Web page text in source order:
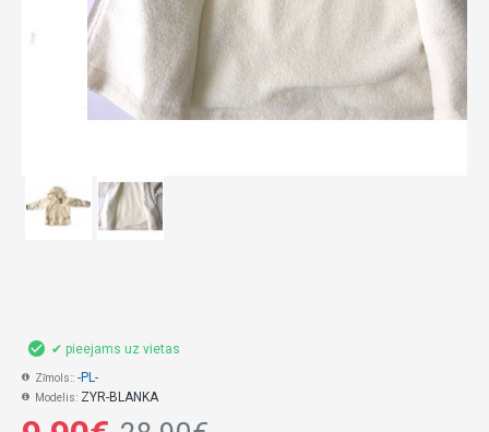
✔ pieejams uz vietas
Zīmols:: -PL-
Modelis: ZYR-BLANKA